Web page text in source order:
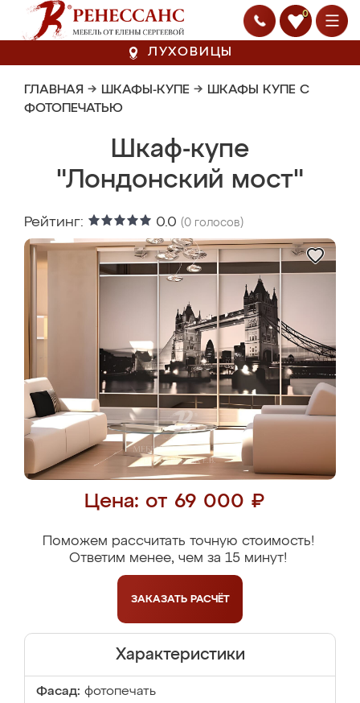
0
ЛУХОВИЦЫ
ГЛАВНАЯ → ШКАФЫ-КУПЕ → ШКАФЫ КУПЕ С
ФОТОПЕЧАТЬЮ
Шкаф-купе
"Лондонский мост"
Рейтинг: 0.0 (0 голосов)
Цена: от 69 000 ₽
Поможем рассчитать точную стоимость!
Ответим менее, чем за 15 минут!
ЗАКАЗАТЬ РАСЧЁТ
Характеристики
Фасад: фотопечать